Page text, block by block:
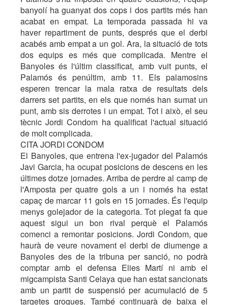
banyolí ha guanyat dos cops i dos partits més han
acabat en empat. La temporada passada hi va
haver repartiment de punts, després que el derbi
acabés amb empat a un gol. Ara, la situació de tots
dos equips es més que complicada. Mentre el
Banyoles és l'últim classificat, amb vuit punts, el
Palamós és penúltim, amb 11. Els palamosins
esperen trencar la mala ratxa de resultats dels
darrers set partits, en els que només han sumat un
punt, amb sis derrotes i un empat. Tot i això, el seu
tècnic Jordi Condom ha qualificat l'actual situació
de molt complicada.
CITA JORDI CONDOM
El Banyoles, que entrena l'ex-jugador del Palamós
Javi Garcia, ha ocupat posicions de descens en les
últimes dotze jornades. Arriba de perdre al camp de
l'Amposta per quatre gols a un i només ha estat
capaç de marcar 11 gols en 15 jornades. És l'equip
menys golejador de la categoria. Tot plegat fa que
aquest sigui un bon rival perquè el Palamós
comenci a remontar posicions. Jordi Condom, que
haurà de veure novament el derbi de diumenge a
Banyoles des de la tribuna per sanció, no podrà
comptar amb el defensa Elies Martí ni amb el
migcampista Santi Celaya que han estat sancionats
amb un partit de suspensió per acumulació de 5
targetes grogues. També continuarà de baixa el